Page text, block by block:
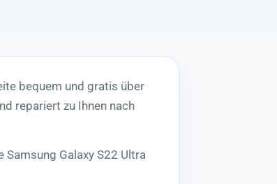
bequem und gratis über
repariert zu Ihnen nach
Galaxy S22 Ultra